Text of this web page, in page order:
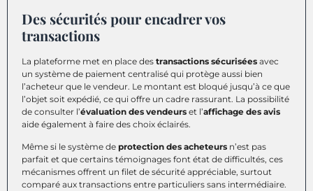
Des sécurités pour encadrer vos
transactions
La plateforme met en place des transactions sécurisées avec
un système de paiement centralisé qui protège aussi bien
l’acheteur que le vendeur. Le montant est bloqué jusqu’à ce que
l’objet soit expédié, ce qui offre un cadre rassurant. La possibilité
de consulter l’évaluation des vendeurs et l’affichage des avis
aide également à faire des choix éclairés.
Même si le système de protection des acheteurs n’est pas
parfait et que certains témoignages font état de difficultés, ces
mécanismes offrent un filet de sécurité appréciable, surtout
comparé aux transactions entre particuliers sans intermédiaire.